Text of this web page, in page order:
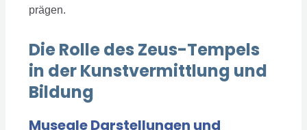
prägen.
Die Rolle des Zeus-Tempels
in der Kunstvermittlung und
Bildung
Museale Darstellungen und